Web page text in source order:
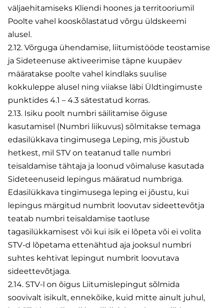
väljaehitamiseks Kliendi hoones ja territooriumil
Poolte vahel kooskõlastatud võrgu üldskeemi
alusel.
2.12. Võrguga ühendamise, liitumistööde teostamise
ja Sideteenuse aktiveerimise täpne kuupäev
määratakse poolte vahel kindlaks suulise
kokkuleppe alusel ning viiakse läbi Üldtingimuste
punktides 4.1 – 4.3 sätestatud korras.
2.13. Isiku poolt numbri säilitamise õiguse
kasutamisel (Numbri liikuvus) sõlmitakse temaga
edasilükkava tingimusega Leping, mis jõustub
hetkest, mil STV on teatanud talle numbri
teisaldamise tähtaja ja loonud võimaluse kasutada
Sideteenuseid lepingus määratud numbriga.
Edasilükkava tingimusega leping ei jõustu, kui
lepingus märgitud numbrit loovutav sideettevõtja
teatab numbri teisaldamise taotluse
tagasilükkamisest või kui isik ei lõpeta või ei volita
STV-d lõpetama ettenähtud aja jooksul numbri
suhtes kehtivat lepingut numbrit loovutava
sideettevõtjaga.
2.14. STV-l on õigus Liitumislepingut sõlmida
soovivalt isikult, ennekõike, kuid mitte ainult juhul,